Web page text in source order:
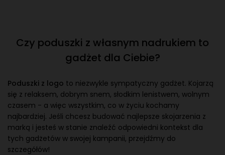
Czy poduszki z własnym nadrukiem to
gadżet dla Ciebie?
Poduszki z logo to niezwykle sympatyczny gadżet. Kojarzą
się z relaksem, dobrym snem, słodkim lenistwem, wolnym
czasem - a więc wszystkim, co w życiu kochamy
najbardziej. Jeśli chcesz budować najlepsze skojarzenia z
marką i jesteś w stanie znaleźć odpowiedni kontekst dla
tych gadżetów w swojej kampanii, przejdźmy do
szczegółów!